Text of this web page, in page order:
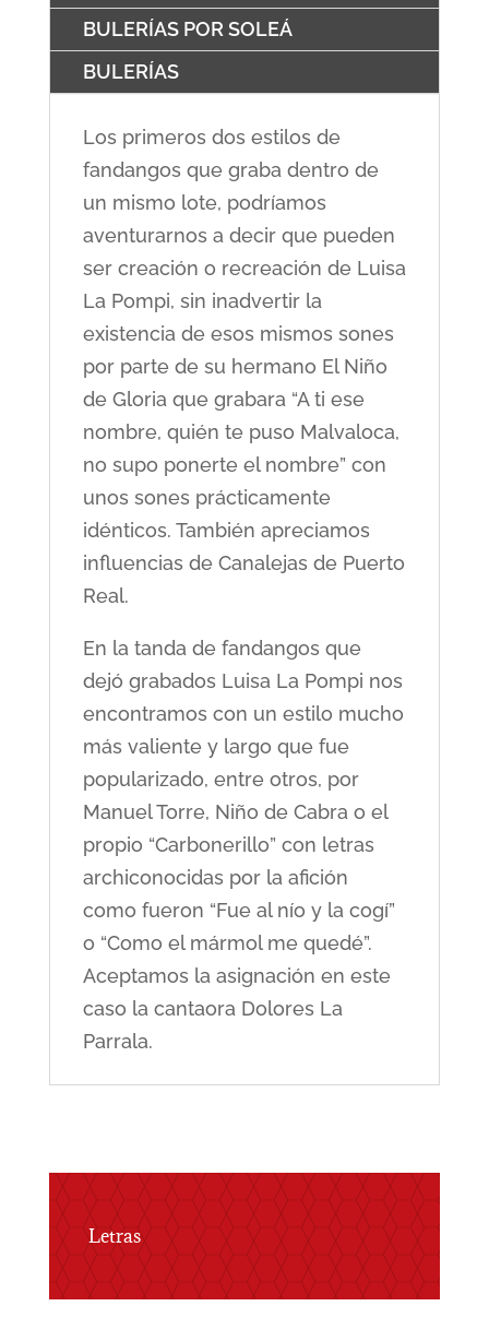
BULERÍAS POR SOLEÁ
BULERÍAS
Los primeros dos estilos de
fandangos que graba dentro de
un mismo lote, podríamos
aventurarnos a decir que pueden
ser creación o recreación de Luisa
La Pompi, sin inadvertir la
existencia de esos mismos sones
por parte de su hermano El Niño
de Gloria que grabara “A ti ese
nombre, quién te puso Malvaloca,
no supo ponerte el nombre” con
unos sones prácticamente
idénticos. También apreciamos
influencias de Canalejas de Puerto
Real.
En la tanda de fandangos que
dejó grabados Luisa La Pompi nos
encontramos con un estilo mucho
más valiente y largo que fue
popularizado, entre otros, por
Manuel Torre, Niño de Cabra o el
propio “Carbonerillo” con letras
archiconocidas por la afición
como fueron “Fue al nío y la cogí”
o “Como el mármol me quedé”.
Aceptamos la asignación en este
caso la cantaora Dolores La
Parrala.
Letras